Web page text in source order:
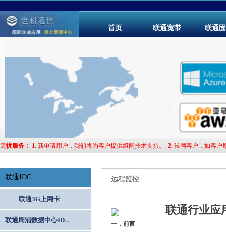
首页 联通宽带 联通
无忧服务 ： 1. 新申请用户，我们将为客户提供组网技术支持。 2. 转网客户，如客户
远程监控
联通行业应用
一．前言
联通IDC
联通3G上网卡
联通周浦数据中心IDC服务器托管